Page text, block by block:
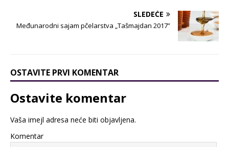
SLEDEĆE
Međunarodni sajam pčelarstva „Tašmajdan 2017”
OSTAVITE PRVI KOMENTAR
Ostavite komentar
Vaša imejl adresa neće biti objavljena.
Komentar